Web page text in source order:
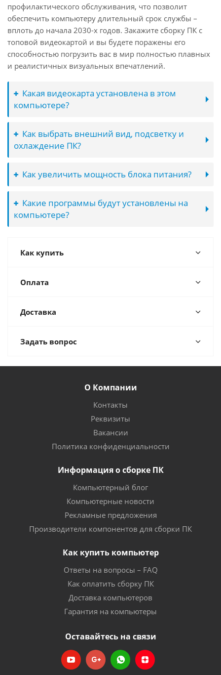
профилактического обслуживания, что позволит
обеспечить компьютеру длительный срок службы –
вплоть до начала 2030-х годов. Закажите сборку ПК с
топовой видеокартой и вы будете поражены его
способностью погрузить вас в мир полностью плавных
и реалистичных визуальных впечатлений.
Какая видеокарта установлена в этом
компьютере?
Как выбрать внешний вид, подсветку и
охлаждение ПК?
Как увеличить мощность блока питания?
Какие программы будут установлены на
компьютере?
Как купить
Оплата
Доставка
Задать вопрос
О Компании
Контакты
Реквизиты
Вакансии
Политика конфиденциальности
Информация о сборке ПК
Компьютерный блог
Компьютерные новости
Рекламные предложения
Производители компонентов для сборки ПК
Как купить компьютер
Ответы на вопросы – FAQ
Как оплатить сборку ПК
Доставка компьютеров
Гарантия на компьютеры
Оставайтесь на связи